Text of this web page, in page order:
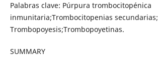
Palabras clave: Púrpura trombocitopénica
inmunitaria;Trombocitopenias secundarias;
Trombopoyesis;Trombopoyetinas.
SUMMARY